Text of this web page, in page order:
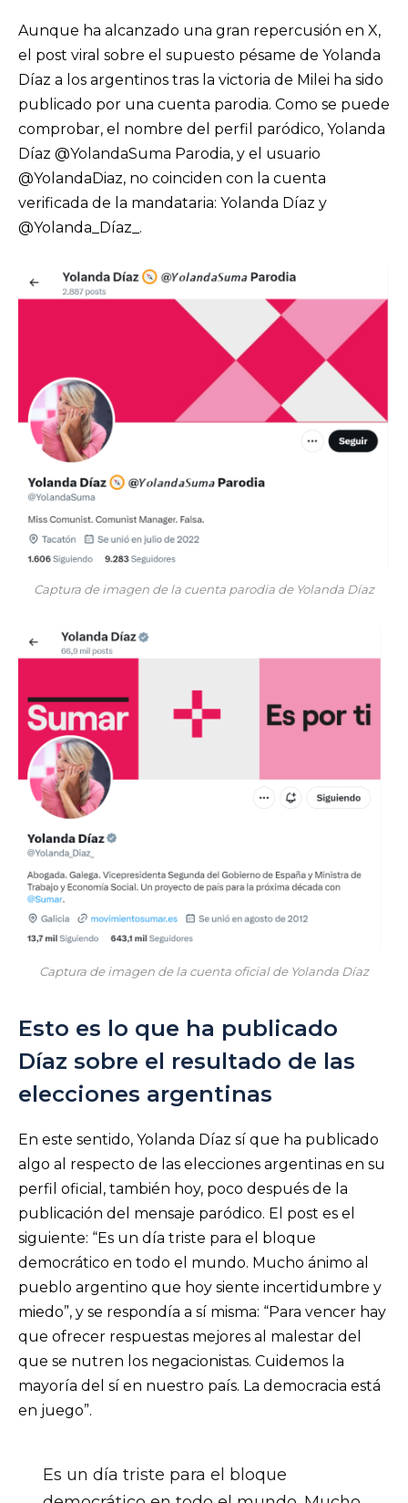
Aunque ha alcanzado una gran repercusión en X,
el post viral sobre el supuesto pésame de Yolanda
Díaz a los argentinos tras la victoria de Milei ha sido
publicado por una cuenta parodia. Como se puede
comprobar, el nombre del perfil paródico, Yolanda
Díaz @YolandaSuma Parodia, y el usuario
@YolandaDiaz, no coinciden con la cuenta
verificada de la mandataria: Yolanda Díaz y
@Yolanda_Díaz_.
Captura de imagen de la cuenta parodia de Yolanda Díaz
Captura de imagen de la cuenta oficial de Yolanda Díaz
Esto es lo que ha publicado
Díaz sobre el resultado de las
elecciones argentinas
En este sentido, Yolanda Díaz sí que ha publicado
algo al respecto de las elecciones argentinas en su
perfil oficial, también hoy, poco después de la
publicación del mensaje paródico. El post es el
siguiente: “Es un día triste para el bloque
democrático en todo el mundo. Mucho ánimo al
pueblo argentino que hoy siente incertidumbre y
miedo”, y se respondía a sí misma: “Para vencer hay
que ofrecer respuestas mejores al malestar del
que se nutren los negacionistas. Cuidemos la
mayoría del sí en nuestro país. La democracia está
en juego”.
Es un día triste para el bloque